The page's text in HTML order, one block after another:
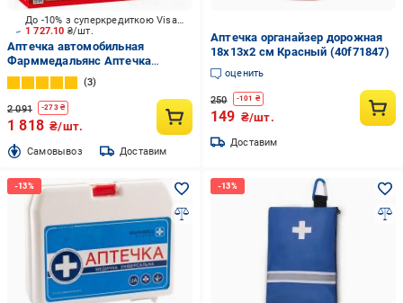
1 727.10 ₴/шт.
До -10% з суперкредиткою Visa Вигода
Аптечка автомобильная
Фарммедальянс Аптечка
медицинская автомобильная -2
"Новый стандарт", ТУ У 21.2-
38929750-001:2014
3
2 091 -273₴
1 818 ₴/шт.
Cамовывоз Доставим
Аптечка органайзер дорожная
18х13х2 см Красный (40f71847)
оценить
250 -101 ₴
149 ₴/шт.
Доставим